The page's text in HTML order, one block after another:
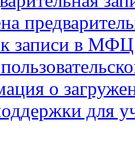
записи в МФЦ
о
для